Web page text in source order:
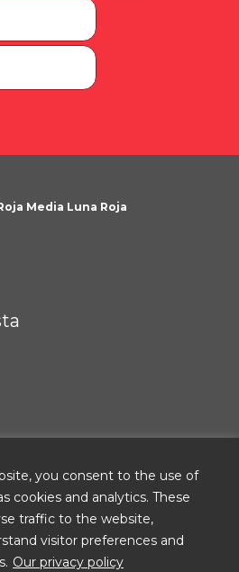
you consent to the use of
cookies and analytics. These
traffic to the website,
visitor preferences and
Our privacy policy
Media Luna Roja